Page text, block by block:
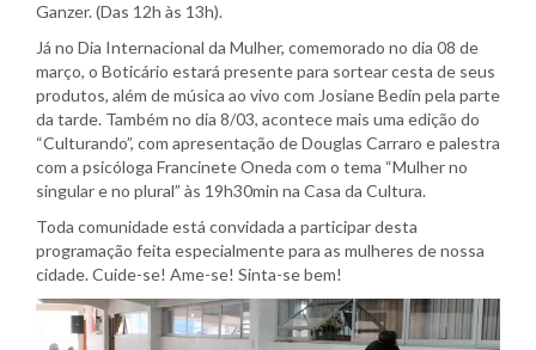
Ganzer. (Das 12h às 13h).
Já no Dia Internacional da Mulher, comemorado no dia 08 de
março, o Boticário estará presente para sortear cesta de seus
produtos, além de música ao vivo com Josiane Bedin pela parte
da tarde. Também no dia 8/03, acontece mais uma edição do
“Culturando”, com apresentação de Douglas Carraro e palestra
com a psicóloga Francinete Oneda com o tema “Mulher no
singular e no plural” às 19h30min na Casa da Cultura.
Toda comunidade está convidada a participar desta
programação feita especialmente para as mulheres de nossa
cidade. Cuide-se! Ame-se! Sinta-se bem!